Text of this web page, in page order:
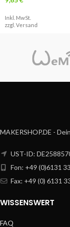
Inkl. MwSt.
zzgl. Versand
MAKERSHOP.DE -
UST-ID:
Fon: +49 (0)6131
Fax: +49 (0) 6131
WISSENSWERT
FAQ